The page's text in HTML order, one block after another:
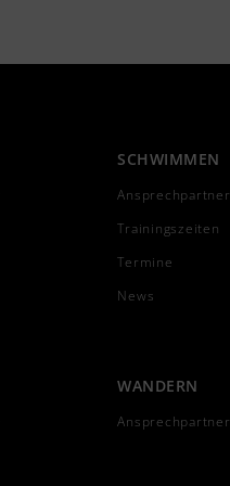
SCHWIMMEN
Ansprechpartner
Trainingszeiten
Termine
News
WANDERN
Ansprechpartner